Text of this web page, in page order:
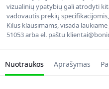
vizualinių ypatybių gali atrodyti
vadovautis prekių
Kilus klausimams, visada
51053 arba el. paštu
Nuotraukos Aprašymas